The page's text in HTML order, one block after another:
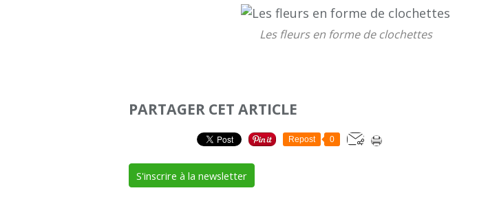
Les fleurs en forme de clochettes
PARTAGER CET ARTICLE
Repost 0
S'inscrire à la newsletter